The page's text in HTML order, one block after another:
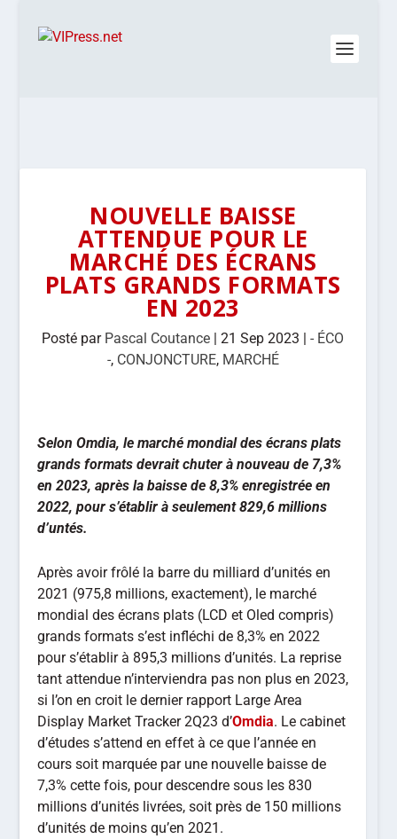
NOUVELLE BAISSE
ATTENDUE POUR LE
MARCHÉ DES ÉCRANS
PLATS GRANDS FORMATS
EN 2023
Posté par Pascal Coutance |21 Sep 2023 |- ÉCO
-, CONJONCTURE, MARCHÉ
Selon Omdia, le marché mondial des écrans plats
grands formats devrait chuter à nouveau de 7,3%
en 2023, après la baisse de 8,3% enregistrée en
2022, pour s’établir à seulement 829,6 millions
d’untés.
Après avoir frôlé la barre du milliard d’unités en
2021 (975,8 millions, exactement), le marché
mondial des écrans plats (LCD et Oled compris)
grands formats s’est infléchi de 8,3% en 2022
pour s’établir à 895,3 millions d’unités. La reprise
tant attendue n’interviendra pas non plus en 2023,
si l’on en croit le dernier rapport Large Area
Display Market Tracker 2Q23 d’Omdia. Le cabinet
d’études s’attend en effet à ce que l’année en
cours soit marquée par une nouvelle baisse de
7,3% cette fois, pour descendre sous les 830
millions d’unités livrées, soit près de 150 millions
d’unités de moins qu’en 2021.